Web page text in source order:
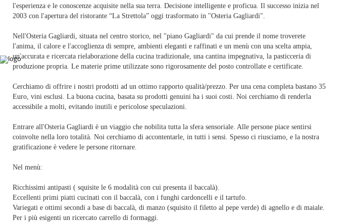
l'esperienza e le conoscenze acquisite nella sua terra. Decisione intelligente e proficua. Il successo inizia nel
2003 con l'apertura del ristorante “La Strettola” oggi trasformato in "Osteria Gagliardi".
Nell'Osteria Gagliardi, situata nel centro storico, nel "piano Gagliardi" da cui prende il nome troverete
l'anima, il calore e l'accoglienza di sempre, ambienti eleganti e raffinati e un menù con una scelta ampia,
un'accurata e ricercata rielaborazione della cucina tradizionale, una cantina impegnativa, la pasticceria di
produzione propria. Le materie prime utilizzate sono rigorosamente del posto controllate e certificate.
Cerchiamo di offrire i nostri prodotti ad un ottimo rapporto qualità/prezzo. Per una cena completa bastano 35
Euro, vini esclusi. La buona cucina, basata su prodotti genuini ha i suoi costi. Noi cerchiamo di renderla
accessibile a molti, evitando inutili e pericolose speculazioni.
Entrare all'Osteria Gagliardi è un viaggio che nobilita tutta la sfera sensoriale. Alle persone piace sentirsi
coinvolte nella loro totalità. Noi cerchiamo di accontentarle, in tutti i sensi. Spesso ci riusciamo, e la nostra
gratificazione è vedere le persone ritornare.
Nel menù:
Ricchissimi antipasti ( squisite le 6 modalità con cui presenta il baccalà).
Eccellenti primi piatti cucinati con il baccalà, con i funghi cardoncelli e il tartufo.
Variegati e ottimi secondi a base di baccalà, di manzo (squisito il filetto al pepe verde) di agnello e di maiale.
Per i più esigenti un ricercato carrello di formaggi.